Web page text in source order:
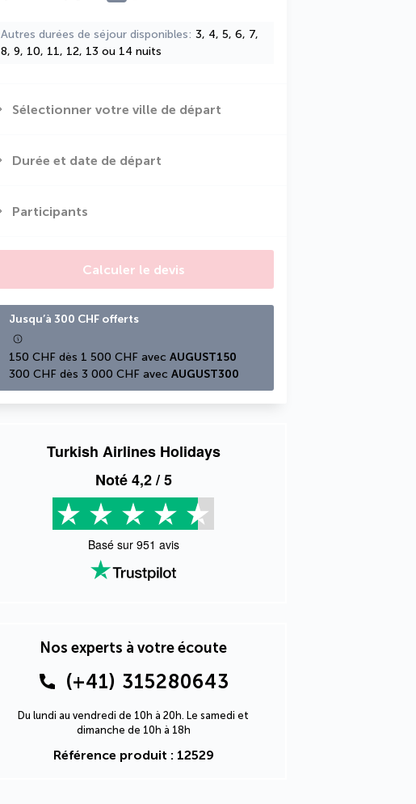
Autres durées de séjour disponibles 3, 4, 5, 6, 7,
8, 9, 10, 11, 12, 13 ou 14 nuits
Sélectionner votre ville de départ
Durée et date de départ
Participants
Calculer le devis
Jusqu’à 300 CHF offerts
150 CHF dès 1 500 CHF avec AUGUST150
300 CHF dès 3 000 CHF avec AUGUST300
Turkish Airlines Holidays
Noté4,2/ 5
Basé sur 951 avis
Nos experts à votre écoute
(+41) 315280643
Du lundi au vendredi de 10h à 20h. Le samedi et
dimanche de 10h à 18h
Référence produit : 12529